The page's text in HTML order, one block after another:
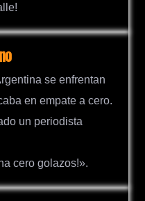
se enfrentan
en empate a cero.
un periodista
cero golazos!».